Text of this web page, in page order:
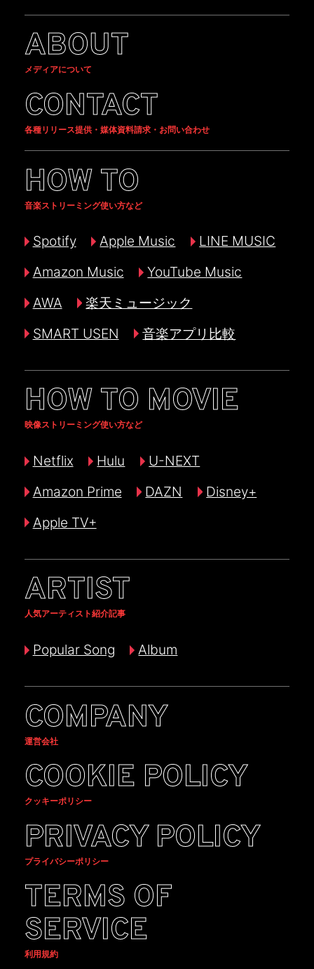
ABOUT
メディアについて
CONTACT
各種リリース提供・媒体資料請求・お問い合わせ
HOW TO
音楽ストリーミング使い方など
Spotify Apple Music
LINE MUSIC
Amazon Music
YouTube Music
AWA
楽天ミュージック
SMART USEN
音楽アプリ比較
HOW TO MOVIE
映像ストリーミング使い方など
Netflix Hulu
U-NEXT
Amazon Prime
DAZN
Disney+
Apple TV+
ARTIST
人気アーティスト紹介記事
Popular Song Album
COMPANY
運営会社
COOKIE POLICY
クッキーポリシー
PRIVACY POLICY
プライバシーポリシー
TERMS OF
SERVICE
利用規約